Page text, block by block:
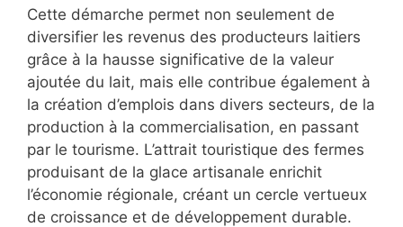
Cette démarche permet non seulement de
diversifier les revenus des producteurs laitiers
grâce à la hausse significative de la valeur
ajoutée du lait, mais elle contribue également à
la création d’emplois dans divers secteurs, de la
production à la commercialisation, en passant
par le tourisme. L’attrait touristique des fermes
produisant de la glace artisanale enrichit
l’économie régionale, créant un cercle vertueux
de croissance et de développement durable.